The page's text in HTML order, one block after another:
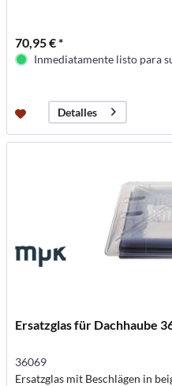
70,95 € *
Inmediatamente listo para
Detalles
Ersatzglas für Dachhaube
36069
Ersatzglas mit Beschlägen in